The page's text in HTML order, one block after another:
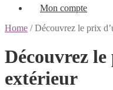
Mon compte
Home / Découvrez le prix
Découvrez
extérieur